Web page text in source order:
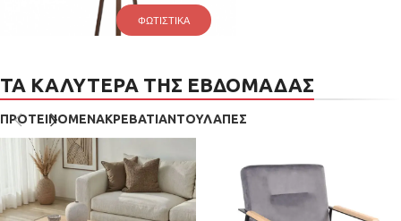
ΦΩΤΙΣΤΙΚΑ
ΤΑ ΚΑΛΥΤΕΡΑ ΤΗΣ ΕΒΔΟΜΑΔΑΣ
ΠΡΟΤΕΙΝΟΜΕΝΑΚΡΕΒΑΤΙΑΝΤΟΥΛΑΠΕΣ